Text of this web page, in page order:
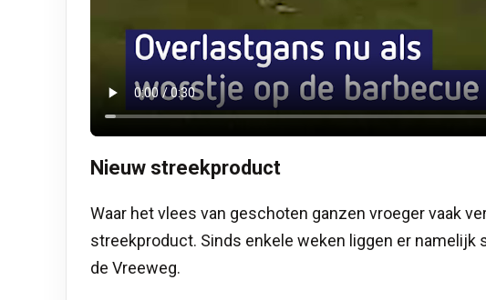
Nieuw streekproduct
Waar het vlees van geschoten ganzen vroeger vaak
streekproduct. Sinds enkele weken liggen er
de Vreeweg.